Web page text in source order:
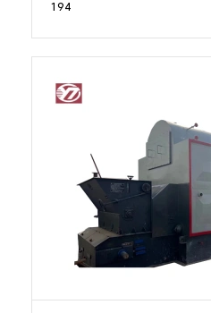
194